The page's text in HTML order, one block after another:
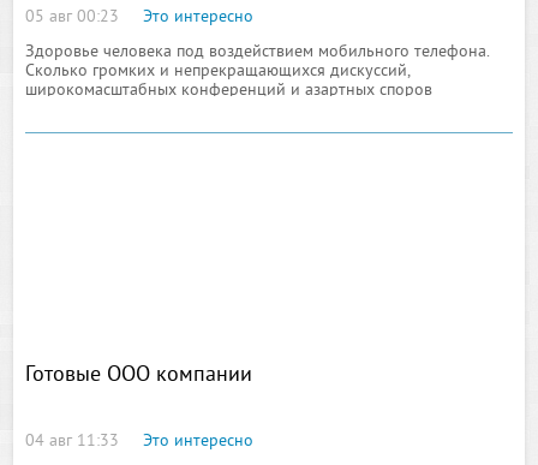
05 авг 00:23
Это интересно
Здоровье человека под воздействием мобильного телефона.
Сколько громких и непрекращающихся дискуссий,
широкомасштабных конференций и азартных споров
Готовые ООО компании
04 авг 11:33
Это интересно